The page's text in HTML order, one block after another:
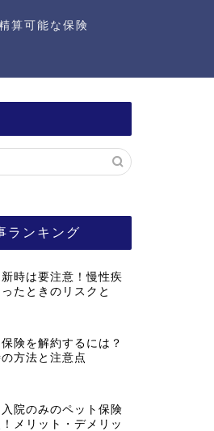
算可能な保険
ランキング
時は要注意！慢性疾
たときのリスクと
険を解約するには？
方法と注意点
院のみのペット保険
メリット・デメリッ